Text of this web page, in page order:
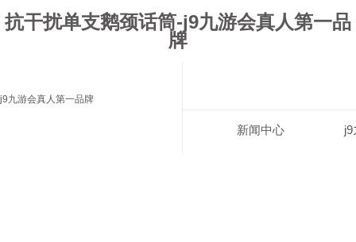
抗干扰单支鹅颈话筒-j9九游会真人第一品
牌
j9九游会真人第一品牌
新闻中心